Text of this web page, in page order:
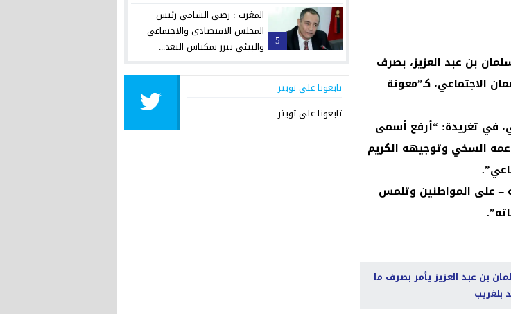
بن عبد العزيز، بصرف
الضمان الاجتماعي، كـ”معونة
في تغريدة: “أرفع أسمى
السخي وتوجيهه الكريم
– على المواطنين وتلمس
بن عبد العزيز يأمر بصرف ما
بلغريب
5
المغرب : رضى الشامي رئيس
المجلس الاقتصادي والاجتماعي
والبيئي يبرز بمكناس البعد...
تابعونا على تويتر
تابعونا على تويتر